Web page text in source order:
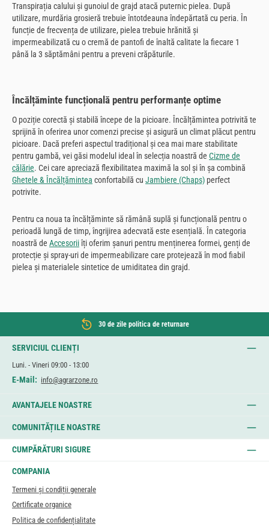
Transpirația calului și gunoiul de grajd atacă puternic pielea. După
utilizare, murdăria grosieră trebuie întotdeauna îndepărtată cu peria. În
funcție de frecvența de utilizare, pielea trebuie hrănită și
impermeabilizată cu o cremă de pantofi de înaltă calitate la fiecare 1
până la 3 săptămâni pentru a preveni crăpăturile.
Încălțăminte funcțională pentru performanțe optime
O poziție corectă și stabilă începe de la picioare. Încălțămintea potrivită te
sprijină în oferirea unor comenzi precise și asigură un climat plăcut pentru
picioare. Dacă preferi aspectul tradițional și cea mai mare stabilitate
pentru gambă, vei găsi modelul ideal în selecția noastră de Cizme de
călărie. Cei care apreciază flexibilitatea maximă la sol și în șa combină
Ghetele & Încălțămintea confortabilă cu Jambiere (Chaps) perfect
potrivite.
Pentru ca noua ta încălțăminte să rămână suplă și funcțională pentru o
perioadă lungă de timp, îngrijirea adecvată este esențială. În categoria
noastră de Accesoriiîți oferim șanuri pentru menținerea formei, genți de
protecție și spray-uri de impermeabilizare care protejează în mod fiabil
pielea și materialele sintetice de umiditatea din grajd.
30 de zile politica de returnare
SERVICIUL CLIENȚI
Luni. - Vineri 09:00 - 13:00
E-Mail: info@agrarzone.ro
AVANTAJELE NOASTRE
COMUNITĂȚILE NOASTRE
CUMPĂRĂTURI SIGURE
COMPANIA
Termeni și condiții generale
Certificate organice
Politica de confidențialitate